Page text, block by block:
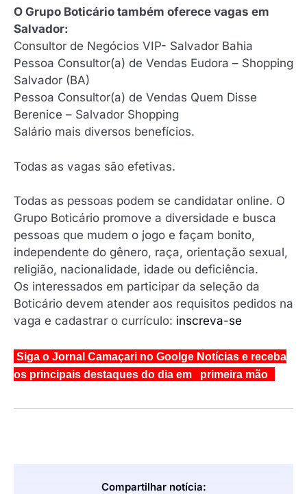
O Grupo Boticário também oferece vagas em
Salvador:
Consultor de Negócios VIP- Salvador Bahia
Pessoa Consultor(a) de Vendas Eudora – Shopping
Salvador (BA)
Pessoa Consultor(a) de Vendas Quem Disse
Berenice – Salvador Shopping
Salário mais diversos benefícios.
Todas as vagas são efetivas.
Todas as pessoas podem se candidatar online. O
Grupo Boticário promove a diversidade e busca
pessoas que mudem o jogo e façam bonito,
independente do gênero, raça, orientação sexual,
religião, nacionalidade, idade ou deficiência.
Os interessados em participar da seleção da
Boticário devem atender aos requisitos pedidos na
vaga e cadastrar o currículo: inscreva-se
Siga o Jornal Camaçari no Goolge Notícias e receba
os principais destaques do dia em primeira mão
Compartilhar notícia: